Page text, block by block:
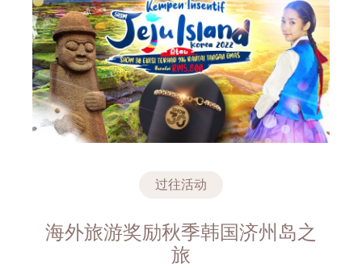
过往活动
海外旅游奖励秋季韩国济州岛之
旅